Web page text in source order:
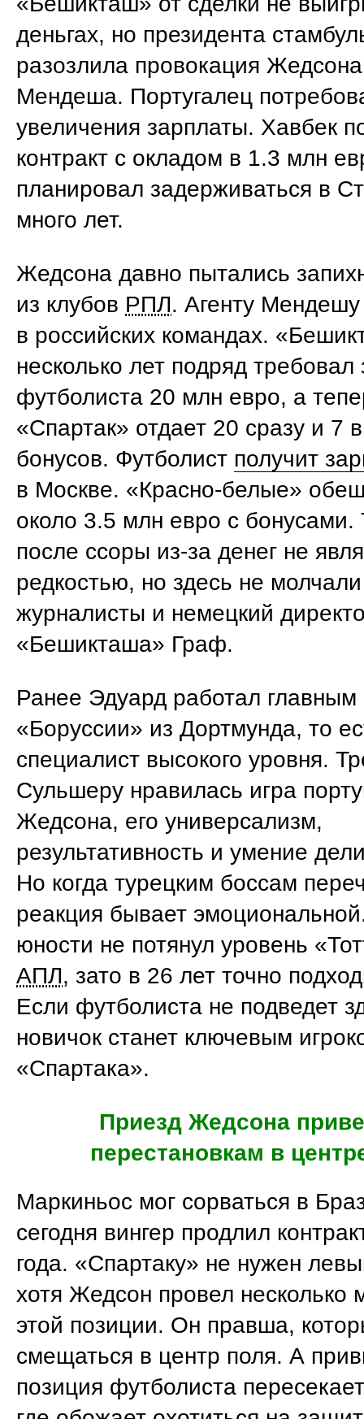
деньгах, но президента
разозлила провокация Жедсона
Мендеша. Португалец
увеличения зарплаты. Хавбек
контракт с окладом в 1.3 млн
планировал задерживаться в
много лет.
Жедсона давно пытались
из клубов РПЛ. Агенту
в российских командах.
несколько лет подряд требовал
футболиста 20 млн евро, а
«Спартак» отдает 20 сразу и 7
бонусов. Футболист получит
в Москве. «Красно-белые»
около 3.5 млн евро с
после ссоры из-за денег не
редкостью, но здесь не
журналисты и немецкий
«Бешикташа» Граф.
Ранее Эдуард работал главным
«Боруссии» из Дортмунда, то
специалист высокого уровня.
Сульшеру нравилась игра
Жедсона, его универсализм,
результативность и умение
Но когда турецким боссам
реакция бывает
юности не потянул уровень
АПЛ, зато в 26 лет точно
Если футболиста не подведет
новичок станет ключевым
«Спартака».
Приезд Жедсона
перестановкам в
Маркиньос мог сорваться в
сегодня вингер продлил
года. «Спартаку» не нужен
хотя Жедсон провел несколько
этой позиции. Он правша,
смещаться в центр поля. А
позиция футболиста